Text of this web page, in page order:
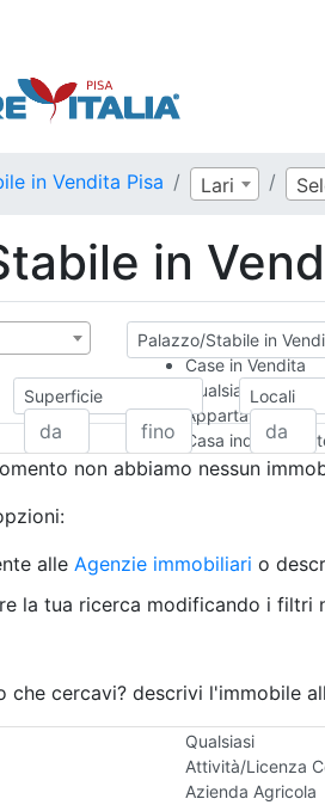
in Vendita Pisa Lari
in
Palazzo/Stabile in
Case in Vendita
Qualsiasi
Appartamento
Casa
Casa Semi-
Rustico/Casale
Camera d'Albergo
Box/Garage
Qualsiasi
Attività/Licenza
Azienda Agricola
Superficie Locali
non abbiamo nessun
alle Agenzie immobiliari o
la tua ricerca modificando i filtri
che cercavi? descrivi l'immobile